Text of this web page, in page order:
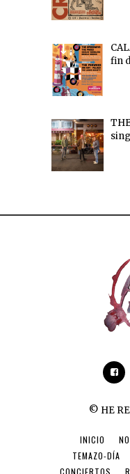
fin
© HE
INICIO
TEMAZO-DÍA
CONCIERTOS